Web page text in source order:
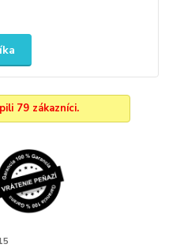
79 zákazníci.